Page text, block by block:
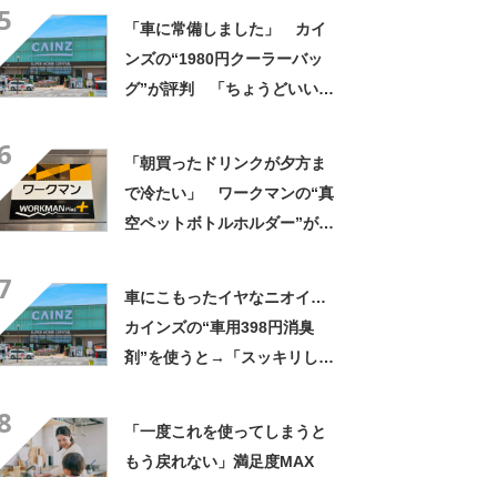
「車に常備しました」 カイ
ンズの“1980円クーラーバッ
グ”が評判 「ちょうどいい大
「朝買ったドリンクが夕方ま
で冷たい」 ワークマンの“真
空ペットボトルホルダー”が大
車にこもったイヤなニオイ…
カインズの“車用398円消臭
剤”を使うと→「スッキリした
「一度これを使ってしまうと
もう戻れない」満足度MAX